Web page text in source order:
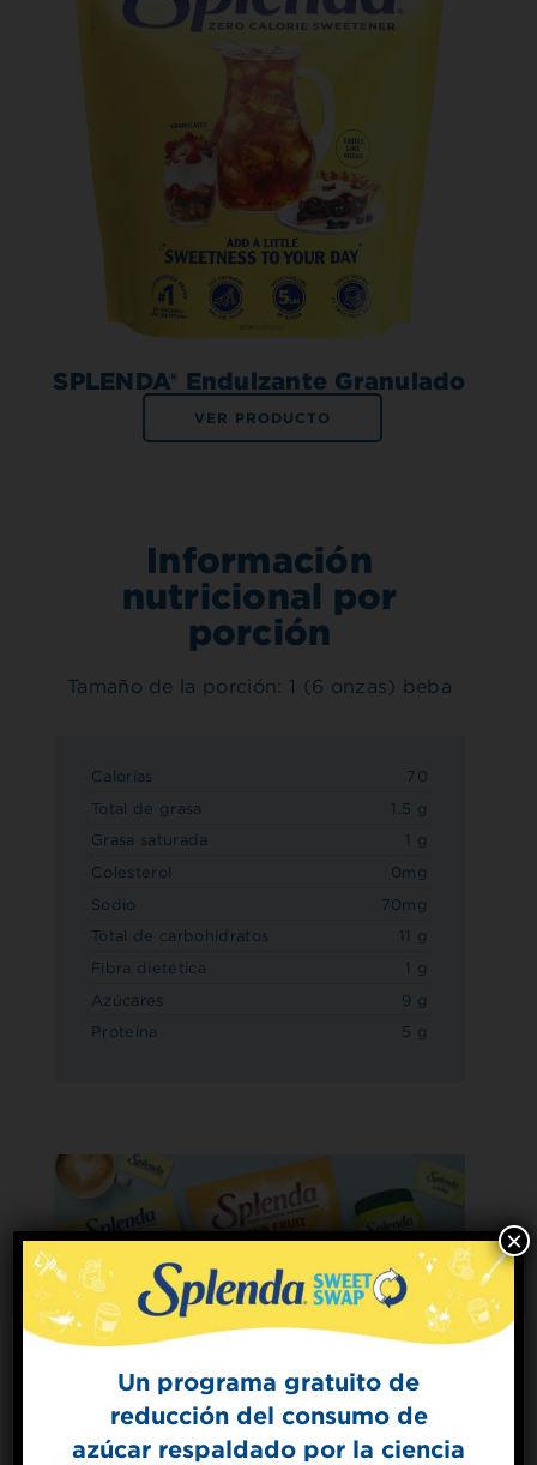
SPLENDA® Endulzante Granulado
VER PRODUCTO
Información
nutricional por
porción
Tamaño de la porción: 1 (6 onzas) beba
Calorías
70
Total de grasa
1.5 g
Grasa saturada
1 g
Colesterol
0mg
Sodio
70mg
Total de carbohidratos
11 g
Fibra dietética
1 g
Azúcares
9 g
Proteína
5 g
Un programa gratuito de
reducción del consumo de
azúcar respaldado por la ciencia
×
The Sweet Dish